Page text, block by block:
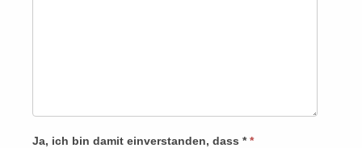
Ja, ich bin damit einverstanden, dass **